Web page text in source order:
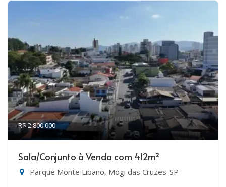
R$ 2.800.000
Sala/Conjunto à Venda com 412m²
Parque Monte Libano, Mogi das Cruzes-SP